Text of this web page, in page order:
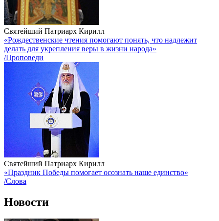
Святейший Патриарх Кирилл
«Рождественские чтения помогают понять, что надлежит
делать для укрепления веры в жизни народа»
/Проповеди
Святейший Патриарх Кирилл
«Праздник Победы помогает осознать наше единство»
/Слова
Новости